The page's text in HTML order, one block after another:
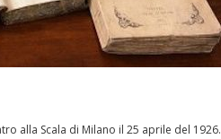
alla Scala di Milano il 25 aprile del 1926.